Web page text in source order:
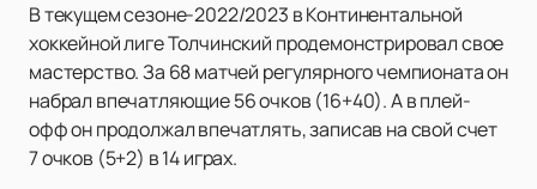
В текущем сезоне-2022/2023 в Континентальной
хоккейной лиге Толчинский продемонстрировал свое
мастерство. За 68 матчей регулярного чемпионата он
набрал впечатляющие 56 очков (16+40). А в плей-
офф он продолжал впечатлять, записав на свой счет
7 очков (5+2) в 14 играх.